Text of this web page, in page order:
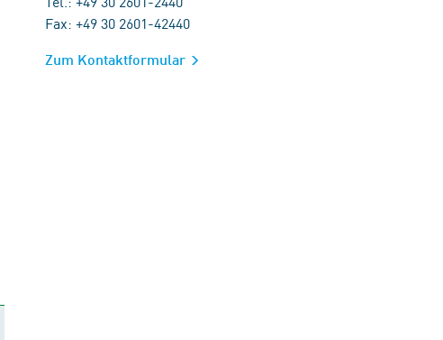
Fax: +49 30 2601-42440
Zum Kontaktformular